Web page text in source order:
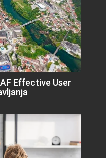
Effective User